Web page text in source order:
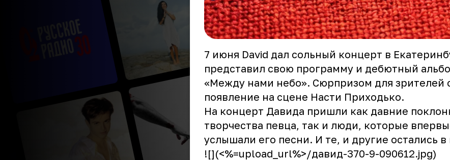
7 июня David дал сольный концерт в
представил свою программу и дебютный
«Между нами небо». Сюрпризом для зрителей
появление на сцене Насти Приходько.
На концерт Давида пришли как давние
творчества певца, так и люди, которые
услышали его песни. И те, и другие остались в
![](<%=upload_url%>/давид-370-9-090612.jpg)